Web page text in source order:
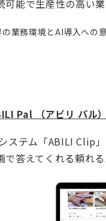
能で生産性の高い
の業務環境とAI導入へ
Pal （アビリ パル
ステム「ABILI Clip
答えてくれる頼れる